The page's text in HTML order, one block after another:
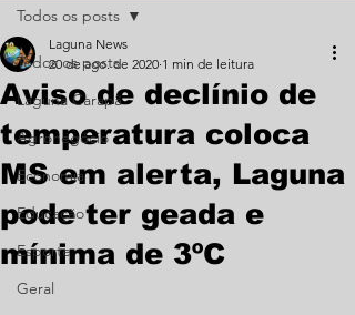
Todos os posts
Laguna Carapã
Agronegócio
Economia
Educação
Esporte
Geral
Todos os posts
Aviso de declínio de
temperatura coloca
MS em alerta, Laguna
pode ter geada e
mínima de 3ºC
Laguna News
20 de ago. de 2020 1 min de leitura